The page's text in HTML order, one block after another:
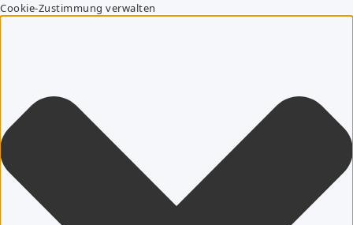
Cookie-Zustimmung verwalten